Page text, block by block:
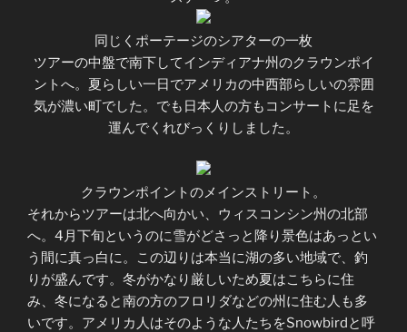
同じくポーテージのシアターの一枚
ツアーの中盤で南下してインディアナ州のクラウンポイ
ントへ。夏らしい一日でアメリカの中西部らしいの雰囲
気が濃い町でした。でも日本人の方もコンサートに足を
運んでくれびっくりしました。
クラウンポイントのメインストリート。
それからツアーは北へ向かい、ウィスコンシン州の北部
へ。4月下旬というのに雪がどさっと降り景色はあっとい
う間に真っ白に。この辺りは本当に湖の多い地域で、釣
りが盛んです。冬がかなり厳しいため夏はこちらに住
み、冬になると南の方のフロリダなどの州に住む人も多
いです。アメリカ人はそのような人たちをSnowbirdと呼